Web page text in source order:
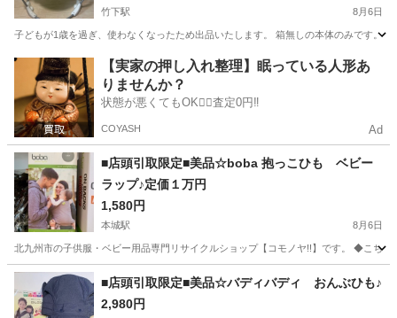
竹下駅 8月6日
子どもが1歳を過ぎ、使わなくなったため出品いたします。 箱無しの本体のみです。
福岡 福岡市 竹下駅 ベビー用品
【実家の押し入れ整理】眠っている人形あ
りませんか？
状態が悪くてもOK🙆‍♀️査定0円‼️
COYASH Ad
■店頭引取限定■美品☆boba 抱っこひも ベビー
ラップ♪定価１万円
1,580円
本城駅 8月6日
北九州市の子供服・ベビー用品専門リサイクルショップ【コモノヤ!!】です。 ◆こち
福岡 北九州市 本城駅 ベビー用品 コモノヤ
■店頭引取限定■美品☆バディバディ おんぶひも♪
2,980円